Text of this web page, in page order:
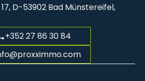
D-53902 Bad Münstereifel,
+352 27 86 30 84